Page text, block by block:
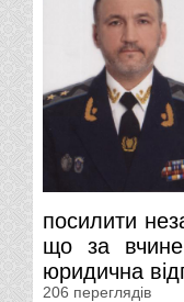
посилити
що за
юридична
206 переглядів